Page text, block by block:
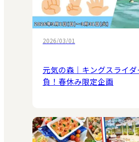
2026/03/01
元気の森｜キングスライ
負！春休み限定企画